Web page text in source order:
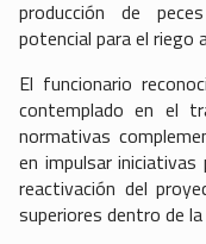
producción de
potencial para el riego
El funcionario
contemplado en el
normativas
en impulsar iniciativas
reactivación del
superiores dentro de